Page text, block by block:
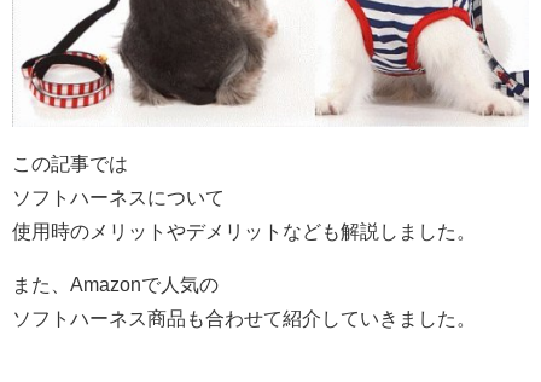
この記事では
ソフトハーネスについて
使用時のメリットやデメリットなども解説しました。
また、Amazonで人気の
ソフトハーネス商品も合わせて紹介していきました。